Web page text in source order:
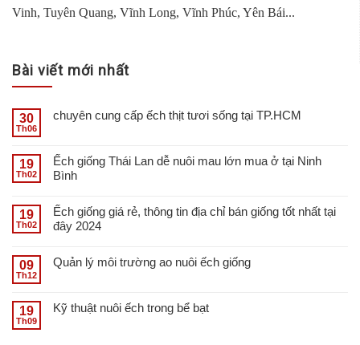
Vinh, Tuyên Quang, Vĩnh Long, Vĩnh Phúc, Yên Bái...
Bài viết mới nhất
30
Th06
chuyên cung cấp ếch thịt tươi sống tại TP.HCM
19
Th02
Ếch giống Thái Lan dễ nuôi mau lớn mua ở tại Ninh
Bình
19
Th02
Ếch giống giá rẻ, thông tin địa chỉ bán giống tốt nhất tại
đây 2024
09
Th12
Quản lý môi trường ao nuôi ếch giống
19
Th09
Kỹ thuật nuôi ếch trong bể bạt